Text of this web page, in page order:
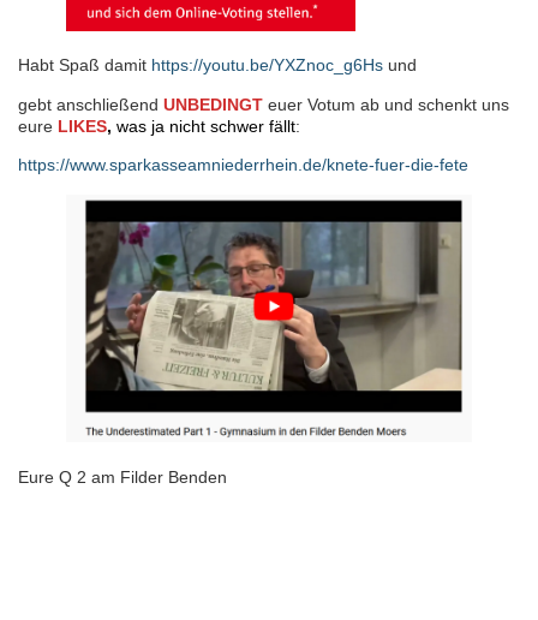
Habt Spaß damit https://youtu.be/YXZnoc_g6Hs und
gebt anschließend UNBEDINGT euer Votum ab und schenkt uns
eure LIKES, was ja nicht schwer fällt:
https://www.sparkasseamniederrhein.de/knete-fuer-die-fete
Eure Q 2 am Filder Benden